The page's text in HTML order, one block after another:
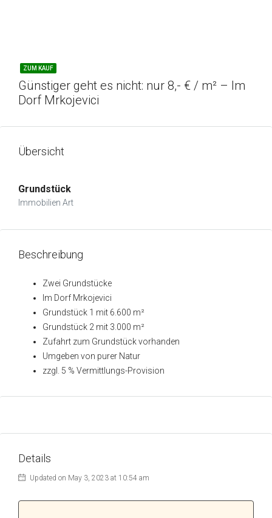
ZUM KAUF
Günstiger geht es nicht: nur 8,- € / m² – Im
Dorf Mrkojevici
Übersicht
Grundstück
Immobilien Art
Beschreibung
Zwei Grundstücke
Im Dorf Mrkojevici
Grundstück 1 mit 6.600 m²
Grundstück 2 mit 3.000 m²
Zufahrt zum Grundstück vorhanden
Umgeben von purer Natur
zzgl. 5 % Vermittlungs-Provision
Details
Updated on May 3, 2023 at 10:54 am